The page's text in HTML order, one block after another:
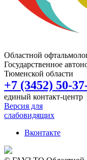
Областной
Государственное
Тюменской области
+7 (3452) 50-
единый контакт-центр
Версия для
слабовидящих
Вконтакте